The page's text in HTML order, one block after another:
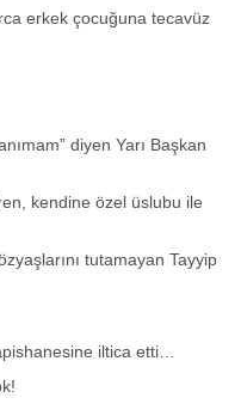
erkek çocuğuna tecavüz
diyen Yarı Başkan
kendine özel üslubu ile
tutamayan Tayyip
iltica etti…